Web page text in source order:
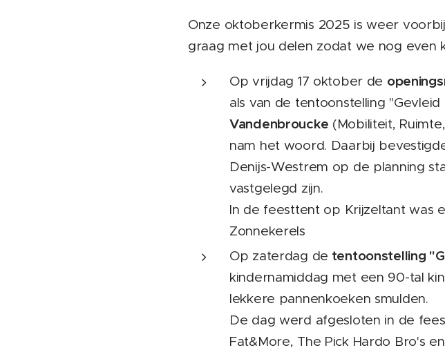
Onze oktoberkermis 2025 is weer
graag met jou delen zodat we nog even
Op vrijdag 17 oktober de
als van de tentoonstelling
Vandenbroucke (Mobiliteit,
nam het woord. Daarbij
Denijs-Westrem op de planning
vastgelegd zijn.
In de feesttent op Krijzeltant was
Zonnekerels
Op zaterdag de tentoonstelling
kindernamiddag met een 90-tal
lekkere pannenkoeken smulden.
De dag werd afgesloten in de
Fat&More, The Pick Hardo Bro's